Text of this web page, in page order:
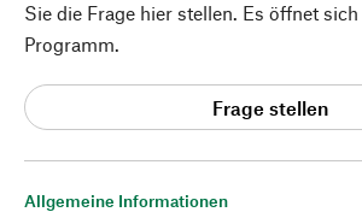
Allgemeine Informationen
Sie die Frage hier stellen. Es öffnet
Programm.
Frage stellen